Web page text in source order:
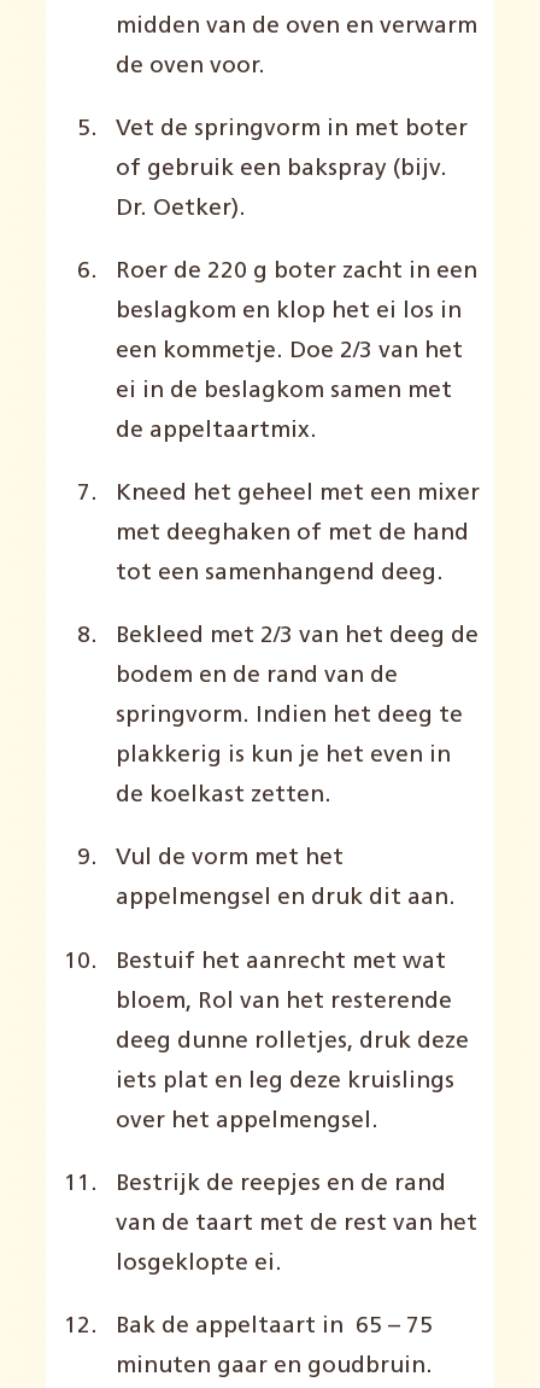
midden van de oven en verwarm
de oven voor.
Vet de springvorm in met boter
of gebruik een bakspray (bijv.
Dr. Oetker).
Roer de 220 g boter zacht in een
beslagkom en klop het ei los in
een kommetje. Doe 2/3 van het
ei in de beslagkom samen met
de appeltaartmix.
Kneed het geheel met een mixer
met deeghaken of met de hand
tot een samenhangend deeg.
Bekleed met 2/3 van het deeg de
bodem en de rand van de
springvorm. Indien het deeg te
plakkerig is kun je het even in
de koelkast zetten.
Vul de vorm met het
appelmengsel en druk dit aan.
Bestuif het aanrecht met wat
bloem, Rol van het resterende
deeg dunne rolletjes, druk deze
iets plat en leg deze kruislings
over het appelmengsel.
Bestrijk de reepjes en de rand
van de taart met de rest van het
losgeklopte ei.
Bak de appeltaart in 65 – 75
minuten gaar en goudbruin.